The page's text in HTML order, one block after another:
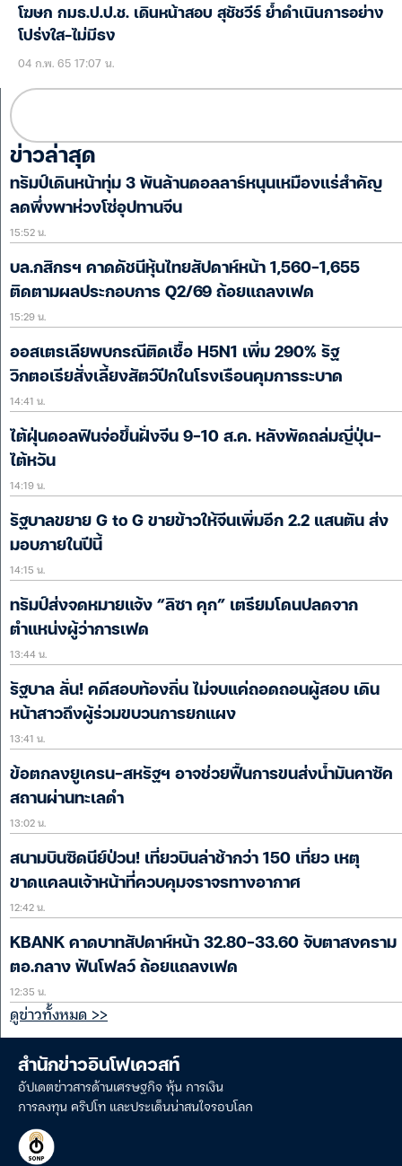
โฆษก กมธ.ป.ป.ช. เดินหน้าสอบ สุชัชวีร์ ย้ำดำเนินการอย่าง
โปร่งใส-ไม่มีธง
04 ก.พ. 65 17:07 น.
ข่าวล่าสุด
ทรัมป์เดินหน้าทุ่ม 3 พันล้านดอลลาร์หนุนเหมืองแร่สำคัญ
ลดพึ่งพาห่วงโซ่อุปทานจีน
15:52 น.
บล.กสิกรฯ คาดดัชนีหุ้นไทยสัปดาห์หน้า 1,560-1,655
ติดตามผลประกอบการ Q2/69 ถ้อยแถลงเฟด
15:29 น.
ออสเตรเลียพบกรณีติดเชื้อ H5N1 เพิ่ม 290% รัฐ
วิกตอเรียสั่งเลี้ยงสัตว์ปีกในโรงเรือนคุมการระบาด
14:41 น.
ไต้ฝุ่นดอลฟินจ่อขึ้นฝั่งจีน 9-10 ส.ค. หลังพัดถล่มญี่ปุ่น-
ไต้หวัน
14:19 น.
รัฐบาลขยาย G to G ขายข้าวให้จีนเพิ่มอีก 2.2 แสนตัน ส่ง
มอบภายในปีนี้
14:15 น.
ทรัมป์ส่งจดหมายแจ้ง “ลิซา คุก” เตรียมโดนปลดจาก
ตำแหน่งผู้ว่าการเฟด
13:44 น.
รัฐบาล ลั่น! คดีสอบท้องถิ่น ไม่จบแค่ถอดถอนผู้สอบ เดิน
หน้าสาวถึงผู้ร่วมขบวนการยกแผง
13:41 น.
ข้อตกลงยูเครน-สหรัฐฯ อาจช่วยฟื้นการขนส่งน้ำมันคาซัค
สถานผ่านทะเลดำ
13:02 น.
สนามบินซิดนีย์ป่วน! เที่ยวบินล่าช้ากว่า 150 เที่ยว เหตุ
ขาดแคลนเจ้าหน้าที่ควบคุมจราจรทางอากาศ
12:42 น.
KBANK คาดบาทสัปดาห์หน้า 32.80-33.60 จับตาสงคราม
ตอ.กลาง ฟันโฟลว์ ถ้อยแถลงเฟด
12:35 น.
ดูข่าวทั้งหมด >>
สำนักข่าวอินโฟเควสท์
อัปเดตข่าวสารด้านเศรษฐกิจ หุ้น การเงิน
การลงทุน คริปโท และประเด็นน่าสนใจรอบโลก